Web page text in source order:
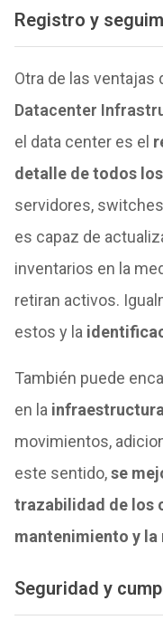
Registro y
Otra de las ventajas
Datacenter
el data center es el
detalle de todos
servidores,
es capaz de
inventarios en la
retiran activos.
estos y la
También puede
en la
movimientos,
este sentido,se
trazabilidad de los
mantenimiento y
Seguridad y